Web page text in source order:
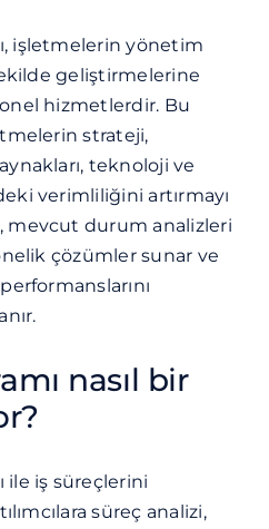
işletmelerin yönetim
geliştirmelerine
hizmetlerdir. Bu
strateji,
teknoloji ve
verimliliğini artırmayı
mevcut durum analizleri
çözümler sunar ve
nasıl bir
ile iş süreçlerini
süreç analizi,